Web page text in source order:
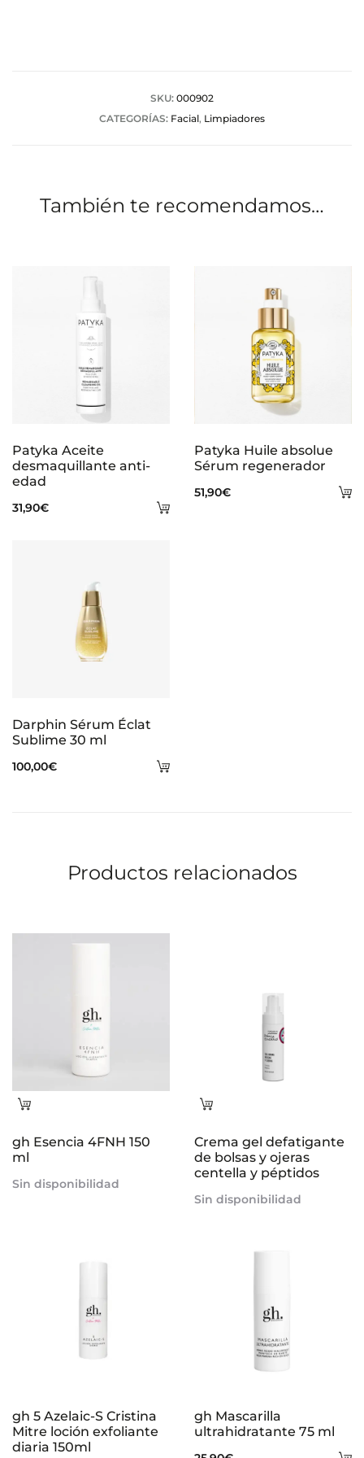
SKU: 000902
CATEGORÍAS: Facial, Limpiadores
También te recomendamos…
Añadir
Patyka Aceite
desmaquillante anti-
edad
31,90€
Patyka Huile absolue
Sérum regenerador
51,90€
Añadir
Darphin Sérum Éclat
Sublime 30 ml
100,00€
Productos relacionados
Leer
gh Esencia 4FNH 150
ml
Sin disponibilidad
Leer
Crema gel defatigante
de bolsas y ojeras
centella y péptidos
Sin disponibilidad
gh 5 Azelaic-S Cristina
Mitre loción exfoliante
diaria 150ml
gh Mascarilla
ultrahidratante 75 ml